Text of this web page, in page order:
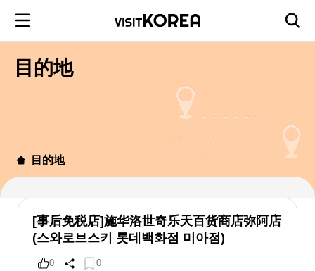
目的地
目的地
[事后免税店]施华洛世奇乐天百货商店弥阿店
(스와로브스키 롯데백화점 미아점)
0 0